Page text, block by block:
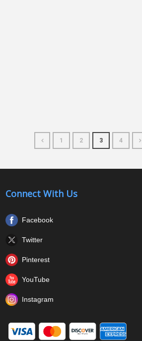
1 2 3 4
Connect With Us
Facebook
Twitter
Pinterest
YouTube
Instagram